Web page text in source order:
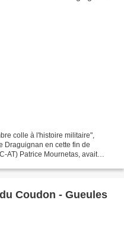
colle à l'histoire militaire",
Draguignan en cette fin de
AT) Patrice Mournetas, avait
Coudon - Gueules